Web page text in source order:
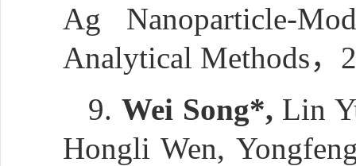
Ag Nanoparticle-
Analytical Methods，
9. Wei Song*, Lin
Hongli Wen,